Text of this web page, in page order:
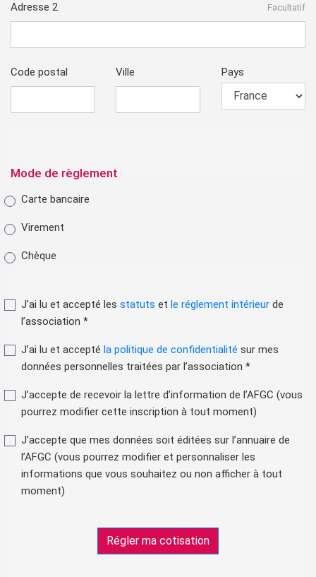
Adresse 2 Facultatif
Code postal Ville Pays
Mode de règlement
Carte bancaire
Virement
Chèque
J’ai lu et accepté les statuts et le réglement intérieur de
l’association *
J’ai lu et accepté la politique de confidentialité sur mes
données personnelles traitées par l’association *
J’accepte de recevoir la lettre d’information de l’AFGC (vous
pourrez modifier cette inscription à tout moment)
J’accepte que mes données soit éditées sur l’annuaire de
l’AFGC (vous pourrez modifier et personnaliser les
informations que vous souhaitez ou non afficher à tout
moment)
Régler ma cotisation